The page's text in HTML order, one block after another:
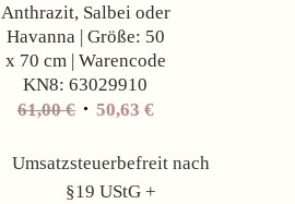
Anthrazit, Salbei oder
Havanna | Größe: 50
x 70 cm | Warencode
KN8: 63029910
61,00€ 50,63 €
Umsatzsteuerbefreit nach
§19 UStG +